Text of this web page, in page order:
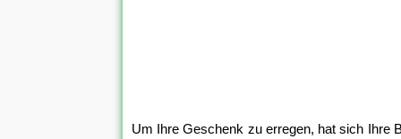
Um Ihre Geschenk zu erregen, hat sich Ihre